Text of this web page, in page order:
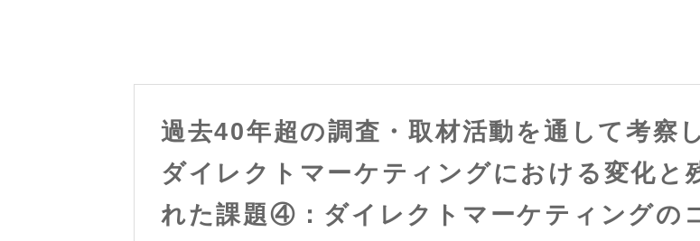
過去40年超の調査・取材活動を通して考察
ダイレクトマーケティングにおける変化と
れた課題④：ダイレクトマーケティングの